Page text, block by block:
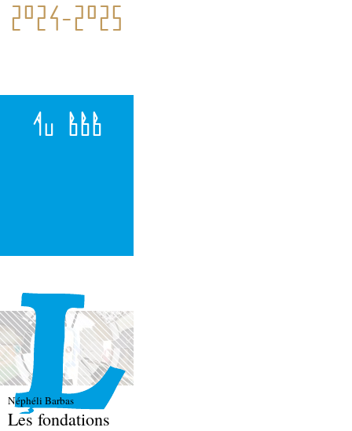
2024-2025
Au BBB
Néphéli Barbas
Les fondations